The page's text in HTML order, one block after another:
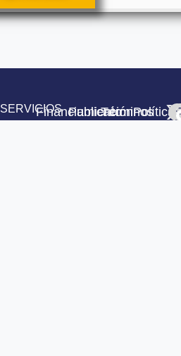
SERVICIOSFinanciamiento
Publicación
Términos
Política